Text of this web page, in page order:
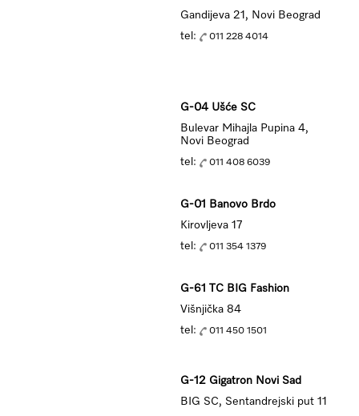
Gandijeva 21, Novi Beograd
tel:
011 228 4014
G-04 Ušće SC
Bulevar Mihajla Pupina 4,
Novi Beograd
tel:
011 408 6039
G-01 Banovo Brdo
Kirovljeva 17
tel:
011 354 1379
G-61 TC BIG Fashion
Višnjička 84
tel:
011 450 1501
G-12 Gigatron Novi Sad
BIG SC, Sentandrejski put 11